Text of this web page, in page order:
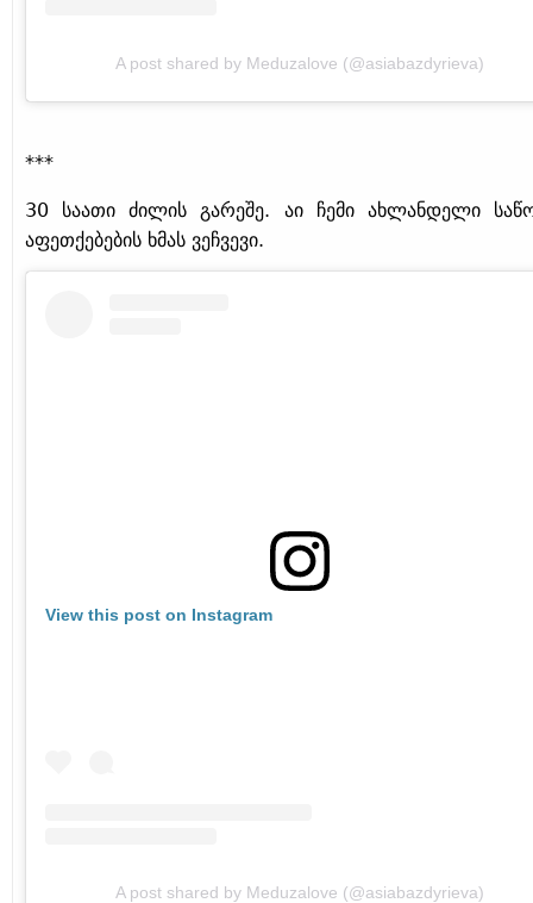
A post shared by Meduzalove (@asiabazdyrieva)
***
30 საათი ძილის გარეშე. აი ჩემი ახლანდელი
აფეთქებების ხმას ვეჩვევი.
View this post on Instagram
A post shared by Meduzalove (@asiabazdyrieva)